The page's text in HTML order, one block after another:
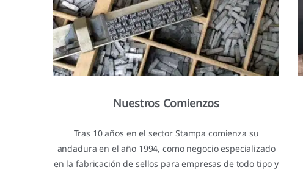
Nuestros Comienzos
Tras 10 años en el sector Stampa comienza su
andadura en el año 1994, como negocio especializado
en la fabricación de sellos para empresas de todo tipo y